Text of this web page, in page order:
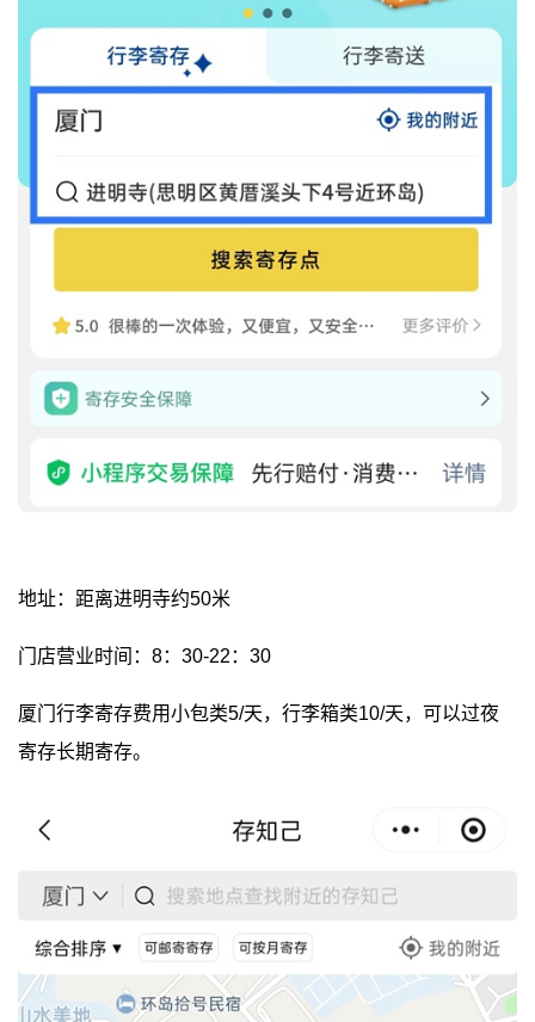
地址：距离进明寺约50米
门店营业时间：8：30-22：30
厦门行李寄存费用小包类5/天，行李箱类10/天，可以过夜
寄存长期寄存。